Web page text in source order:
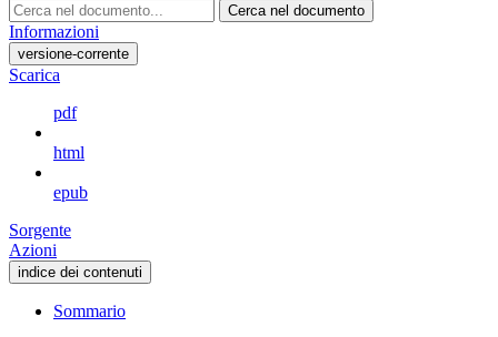
Cerca nel documento
Informazioni
versione-corrente
Scarica
pdf
html
epub
Sorgente
Azioni
indice dei contenuti
Sommario